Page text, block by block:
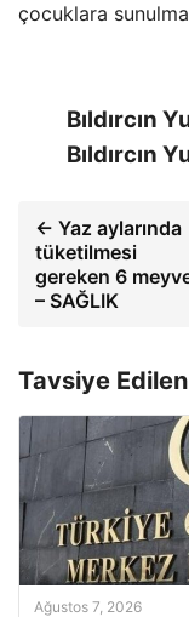
çocuklara
Bıldırcın
Bıldırcın
← Yaz aylarında
tüketilmesi
gereken 6
– SAĞLIK
Tavsiye
Ağustos 7, 2026